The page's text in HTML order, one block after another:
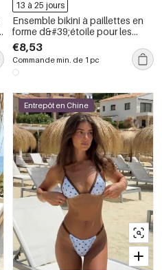
13 à 25 jours
Ensemble bikini à paillettes en
forme d&#39;étoile pour les
vacances à la plage
€8,53
Commande min. de 1 pc
Entrepôt en Chine